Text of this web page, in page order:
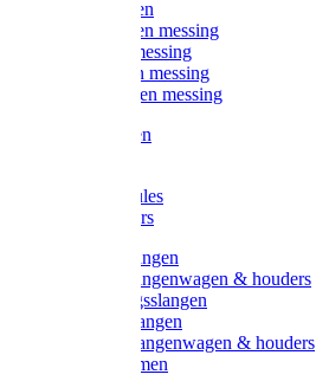
Kogelkranen
Koppelingen messing
Sproeiers messing
Tuinspuiten messing
Slangstukken messing
Handspuiten
Kunststoftules
Regenmeters
Overige slangen
Overige slangenwagen & houders
Beregeningsslangen
Gardena slangen
Gardena slangenwagen & houders
Slangklemmen